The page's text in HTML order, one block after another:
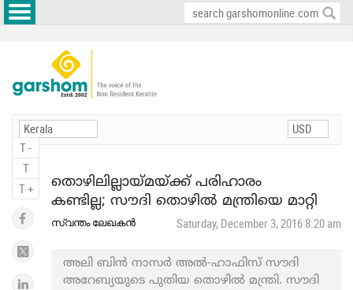
T -
T
T +
തൊഴിലില്ലായ്മയ്ക്ക് പരിഹാരം
കണ്ടില്ല; സൗദി തൊഴിൽ മന്ത്രിയെ മാറ്റി
സ്വന്തം ലേഖകൻ Saturday, December 3, 2016 8:20 am
അലി ബിന്‍ നാസര്‍ അല്‍-ഹാഫിസ് സൗദി
അറേബ്യയുടെ പുതിയ തൊഴിൽ മന്ത്രി. സൗദി